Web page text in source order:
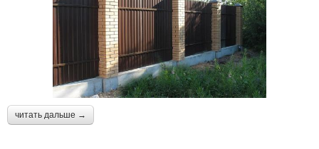
читать дальше →